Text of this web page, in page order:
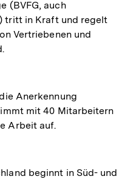
(BVFG, auch
tritt in Kraft und regelt
Vertriebenen und
Anerkennung
mit 40 Mitarbeitern
Arbeit auf.
beginnt in Süd- und